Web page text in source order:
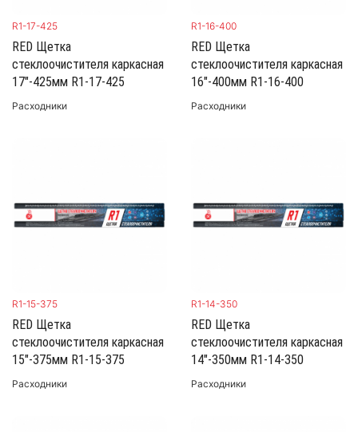
R1-17-425
RED Щетка
стеклоочистителя каркасная
17"-425мм R1-17-425
Расходники
R1-16-400
RED Щетка
стеклоочистителя каркасная
16"-400мм R1-16-400
Расходники
R1-15-375
RED Щетка
стеклоочистителя каркасная
15"-375мм R1-15-375
Расходники
R1-14-350
RED Щетка
стеклоочистителя каркасная
14"-350мм R1-14-350
Расходники